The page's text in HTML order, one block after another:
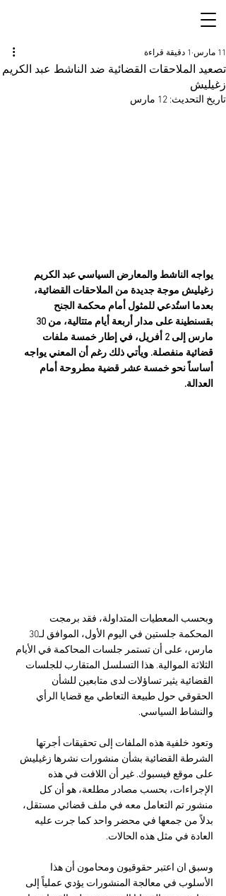
تصعيد الملاحقات القضائية ضد الناشط عبد الكريم
زغيليش
11 مارس 1 دقيقة قراءة
تاريخ التحديث: 12 مارس
يواجه الناشط والمعارض السياسي عبد الكريم
زغيليش موجة جديدة من الملاحقات القضائية،
بعدما استُدعي للمثول أمام محكمة الجنح
مارس إلى 2 أفريل، في إطار خمسة ملفات
قضائية منفصلة. ويأتي ذلك رغم أن المعني يواجه
أساساً نحو خمسة عشر قضية مطروحة أمام
العدالة.
وبحسب المعطيات المتداولة، فقد برمجت
مارس، على أن تستمر جلسات المحاكمة في الأيام
الثلاثة الموالية. هذا التسلسل المتقارب للجلسات
القضائية يثير تساؤلات لدى متابعين للشأن
الحقوقي حول طبيعة التعاطي مع قضايا الرأي
والنشاط السياسي.
وتعود خلفية هذه الملفات إلى تحقيقات أجرتها
الشرطة القضائية بشأن منشورات نشرها زغيليش
على موقع فيسبوك. غير أن اللافت في هذه
الإجراءات، بحسب مصادر مطلعة، هو أن كل
منشور تم التعامل معه في ملف قضائي مستقل،
بدلاً من جمعها في محضر واحد كما جرت عليه
العادة في مثل هذه الحالات.
وسبق ان اعتبر حقوقيون ومحامون أن هذا
الأسلوب في معالجة المنشورات يؤدي عملياً إلى